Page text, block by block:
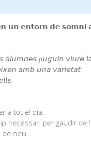
𝘂𝗻 𝗲𝗻𝘁𝗼𝗿𝗻 𝗱𝗲 𝘀𝗼𝗺𝗻𝗶
𝘢𝘭𝘶𝘮𝘯𝘦𝘴 𝑝𝘶𝘨𝘶𝘪𝘯 𝘷𝘪𝘶𝘳𝘦
𝘢𝘮𝘣 𝘶𝘯𝘢 𝘷𝘢𝘳𝘪𝘦𝘵𝘢𝘵
a tot el dia.⁣
necessari per gaudir de
neu...⁣